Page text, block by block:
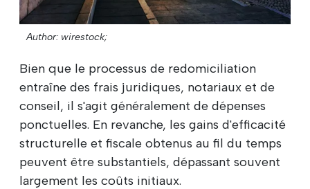
Author: wirestock;
Bien que le processus de redomiciliation
entraîne des frais juridiques, notariaux et de
conseil, il s'agit généralement de dépenses
ponctuelles. En revanche, les gains d'efficacité
structurelle et fiscale obtenus au fil du temps
peuvent être substantiels, dépassant souvent
largement les coûts initiaux.